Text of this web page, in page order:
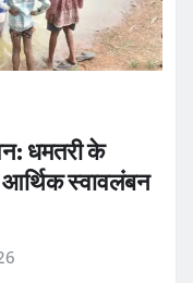
धमतरी के
आर्थिक स्वावलंबन